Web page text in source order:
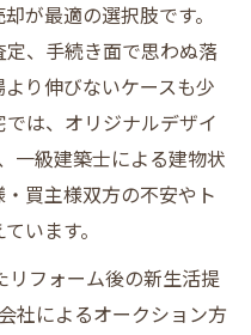
が最適の選択肢です。
、手続き面で思わぬ落
り伸びないケースも少
は、オリジナルデザイ
一級建築士による建物状
買主様双方の不安やト
います。
リフォーム後の新生活提
社によるオークション方